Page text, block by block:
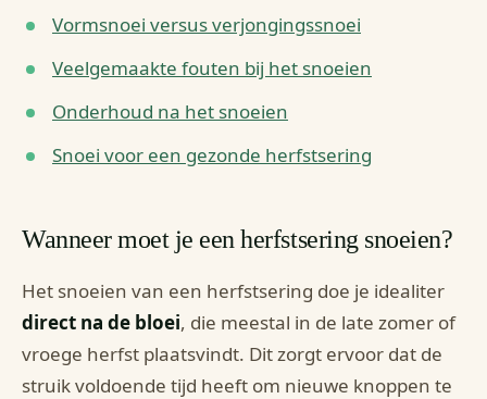
Vormsnoei versus verjongingssnoei
Veelgemaakte fouten bij het snoeien
Onderhoud na het snoeien
Snoei voor een gezonde herfstsering
Wanneer moet je een herfstsering snoeien?
Het snoeien van een herfstsering doe je idealiter
direct na de bloei, die meestal in de late zomer of
vroege herfst plaatsvindt. Dit zorgt ervoor dat de
struik voldoende tijd heeft om nieuwe knoppen te